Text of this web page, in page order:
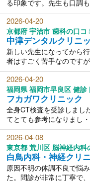
る印象です。先生も口調
2026-04-20
京都府 宇治市 歯科の口コ
中津デンタルクリニ
新しい先生になってから
者はすごく苦手なのです
2026-04-20
福岡県 福岡市早良区 健診
フカガワクリニック
全身CT検査を受診しまし
てとても参考になりまし・
2026-04-08
東京都 荒川区 脳神経内科
白鳥内科・神経クリ
原因不明の体調不良で悩
た。問診が非常に丁寧で